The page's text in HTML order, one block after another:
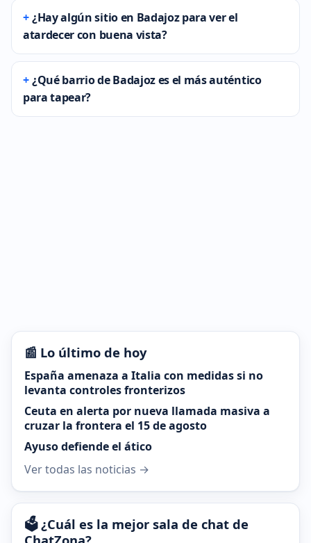
¿Hay algún sitio en Badajoz para ver el
atardecer con buena vista?
¿Qué barrio de Badajoz es el más auténtico
para tapear?
📰 Lo último de hoy
España amenaza a Italia con medidas si no
levanta controles fronterizos
Ceuta en alerta por nueva llamada masiva a
cruzar la frontera el 15 de agosto
Ayuso defiende el ático
Ver todas las noticias →
🗳️ ¿Cuál es la mejor sala de chat de